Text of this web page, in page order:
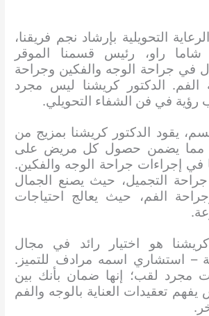
التحويلية بإرشاد نجم فريقنا،
شاما راو، رئيس قسمنا الموقر
في جراحة الوجه والفكين وجراحة
الفم. الدكتور كريشنا ليس مجرد
في فن الشفاء التحويلي.
يقود الدكتور كريشنا بمزيج من
مما يضمن حصول كل مريض على
في إجراءات جراحة الوجه والفكين.
التجميل، حيث يصنع الجمال
الفم، حيث يعالج احتياجات
كريشنا هو اختيار رائد في مجال
– استشاري اسمه مرادف للتميز.
مجرد لقب؛ إنها ضمان بأنك بين
تعقيدات العناية بالوجه والفم